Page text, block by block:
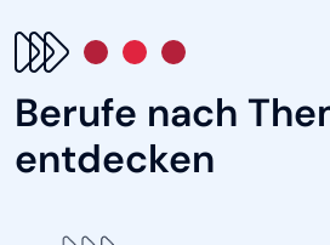
Berufe nach
entdecken